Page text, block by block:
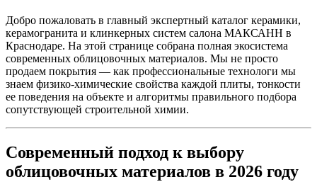
Добро пожаловать в главный экспертный каталог керамики,
керамогранита и клинкерных систем салона МАКСАНН в
Краснодаре. На этой странице собрана полная экосистема
современных облицовочных материалов. Мы не просто
продаем покрытия — как профессиональные технологи мы
знаем физико-химические свойства каждой плиты, тонкости
ее поведения на объекте и алгоритмы правильного подбора
сопутствующей строительной химии.
Современный подход к выбору
облицовочных материалов в 2026 году